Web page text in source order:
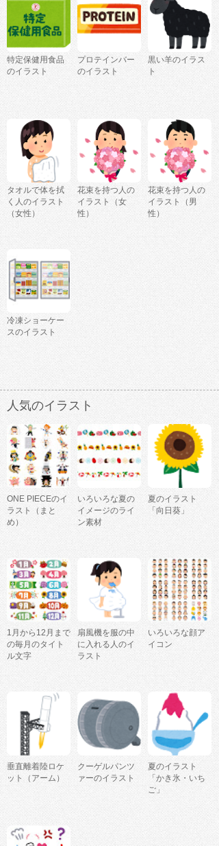
特定保健用食品
のイラスト
プロテインバー
のイラスト
黒い羊のイラス
ト
タオルで体を拭
く人のイラスト
（女性）
花束を持つ人の
イラスト（女
性）
花束を持つ人の
イラスト（男
性）
冷凍ショーケー
スのイラスト
人気のイラスト
ONE PIECEのイ
ラスト（まと
め）
いろいろな夏の
イメージのライ
ン素材
夏のイラスト
「向日葵」
1月から12月まで
の毎月のタイト
ル文字
扇風機を服の中
に入れる人のイ
ラスト
いろいろな顔ア
イコン
垂直離着陸ロケ
ット（アーム）
クーゲルパンツ
ァーのイラスト
夏のイラスト
「かき氷・いち
ご」